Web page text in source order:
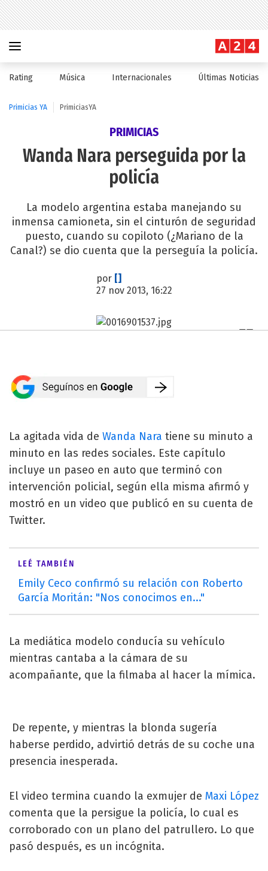
Rating Música Internacionales Últimas Noticias
Primicias YA PrimiciasYA
PRIMICIAS
Wanda Nara perseguida por la
policía
La modelo argentina estaba manejando su
inmensa camioneta, sin el cinturón de seguridad
puesto, cuando su copiloto (¿Mariano de la
Canal?) se dio cuenta que la perseguía la policía.
por []
27 nov 2013, 16:22
La agitada vida de Wanda Nara tiene su minuto a
minuto en las redes sociales. Este capítulo
incluye un paseo en auto que terminó con
intervención policial, según ella misma afirmó y
mostró en un video que publicó en su cuenta de
Twitter.
LEÉ TAMBIÉN
Emily Ceco confirmó su relación con Roberto
García Moritán: "Nos conocimos en..."
La mediática modelo conducía su vehículo
mientras cantaba a la cámara de su
acompañante, que la filmaba al hacer la mímica.
De repente, y mientras la blonda sugería
haberse perdido, advirtió detrás de su coche una
presencia inesperada.
El video termina cuando la exmujer de Maxi López
comenta que la persigue la policía, lo cual es
corroborado con un plano del patrullero. Lo que
pasó después, es un incógnita.